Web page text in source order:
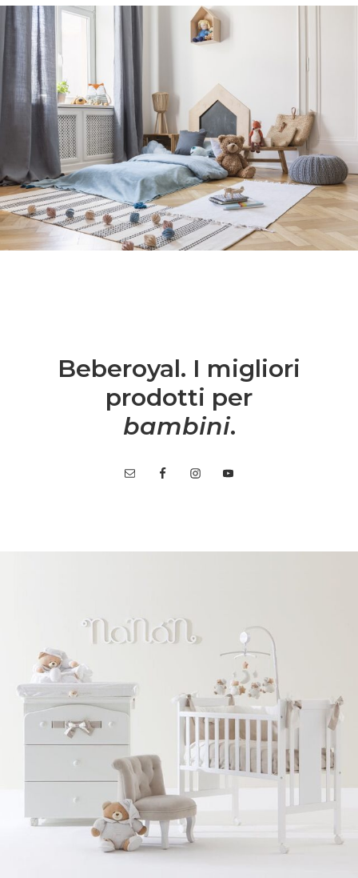
Beberoyal. I migliori
prodotti per
bambini.